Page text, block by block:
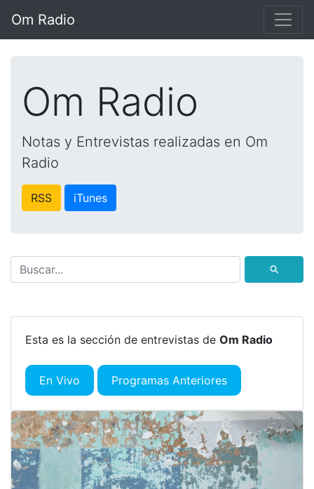
Om Radio
Om Radio
Notas y Entrevistas realizadas en Om
Radio
RSS iTunes
⚲
Esta es la sección de entrevistas de Om Radio
En Vivo Programas Anteriores